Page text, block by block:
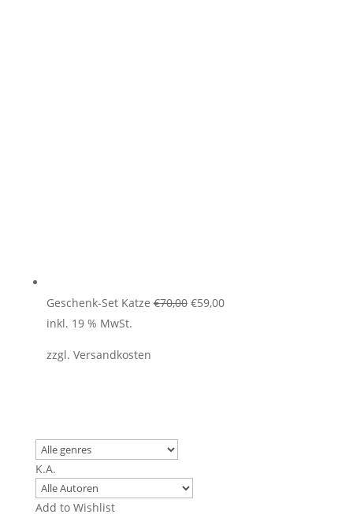
Geschenk-Set Katze €70,00 Ursprünglicher
€59,00Aktueller
inkl. 19 % MwSt.
zzgl. Versandkosten
K.A.
Add to Wishlist